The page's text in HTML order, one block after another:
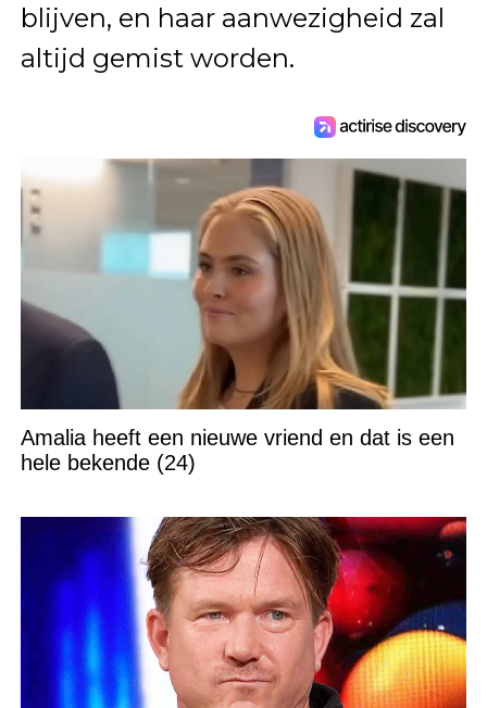
blijven, en haar aanwezigheid zal
altijd gemist worden.
Amalia heeft een nieuwe vriend en dat is een
hele bekende (24)